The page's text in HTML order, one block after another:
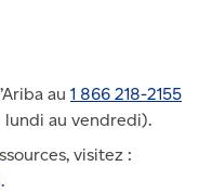
au 1 866 218-2155
au vendredi).
visitez :
.